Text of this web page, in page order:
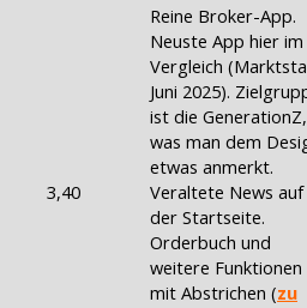
3,40
Reine Broker-App.
Neuste App hier im
Vergleich
Juni 2025).
ist die GenerationZ,
was man dem
etwas anmerkt.
Veraltete News auf
der Startseite.
Orderbuch und
weitere Funktionen
mit Abstrichen (zu